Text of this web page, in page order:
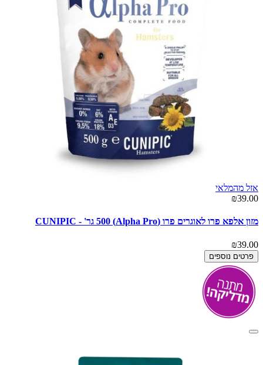
אזל מהמלאי
₪39.00
מזון אלפא פרו לאוגרים פרו (Alpha Pro) 500 גר' - CUNIPIC
₪39.00
פרטים נוספים